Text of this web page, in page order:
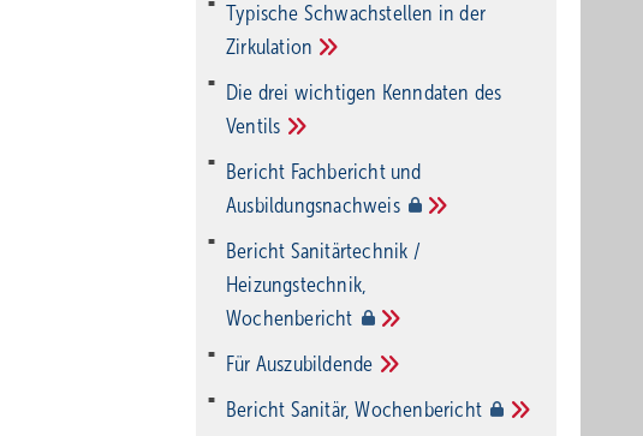
Typische Schwachstellen in der
Zirkulation
Die drei wichtigen Kenndaten des
Ventils
Bericht Fachbericht und
Ausbildungsnachweis
Bericht Sanitärtechnik /
Heizungstechnik,
Wochenbericht
Für Auszubildende
Bericht Sanitär,Wochenbericht